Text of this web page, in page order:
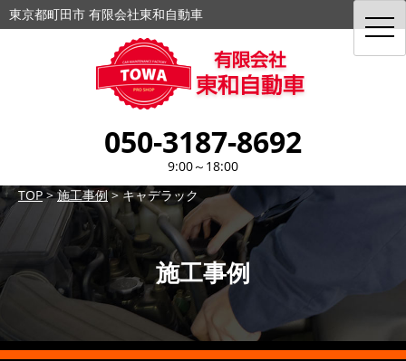
東京都町田市 有限会社東和自動車
050-3187-8692
9:00～18:00
TOP>施工事例>キャデラック
施工事例